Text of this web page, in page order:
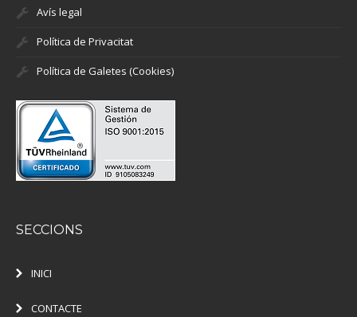
Avís legal
Política de Privacitat
Política de Galetes (Cookies)
SECCIONS
INICI
CONTACTE